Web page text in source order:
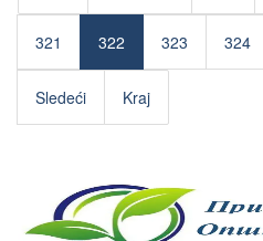
321 322 323 324
Sledeći Kraj